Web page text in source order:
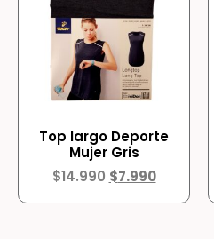
Top largo Deporte
Mujer Gris
$14.990 $7.990